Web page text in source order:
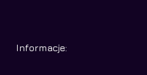
Informacje: